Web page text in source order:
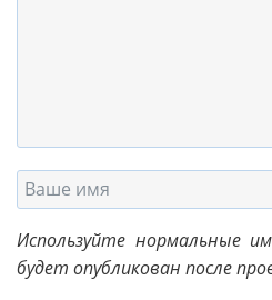
Используйте нормальные
будет опубликован после